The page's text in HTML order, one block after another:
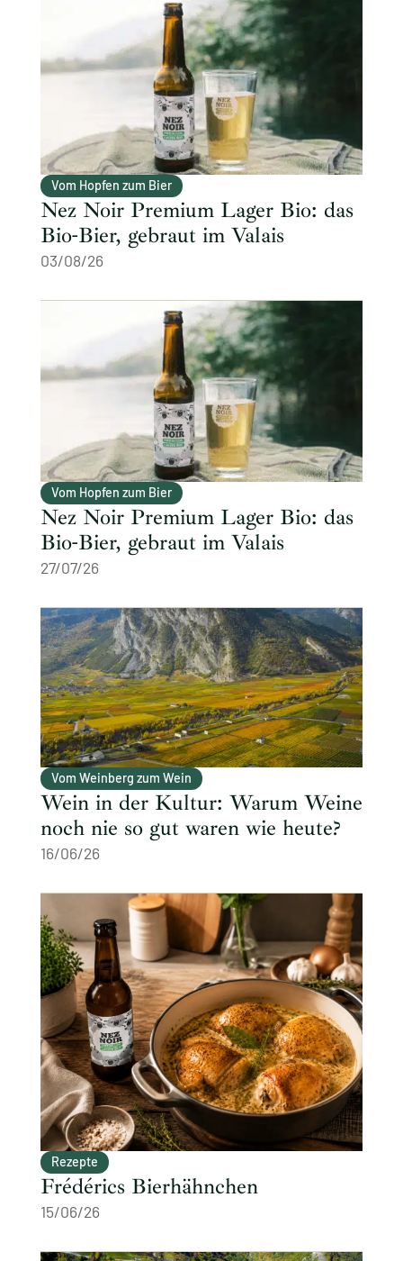
Vom Hopfen zum Bier
Nez Noir Premium Lager Bio: das
Bio-Bier, gebraut im Valais
03/08/26
Vom Hopfen zum Bier
Nez Noir Premium Lager Bio: das
Bio-Bier, gebraut im Valais
27/07/26
Vom Weinberg zum Wein
Wein in der Kultur: Warum Weine
noch nie so gut waren wie heute?
16/06/26
Rezepte
Frédérics Bierhähnchen
15/06/26